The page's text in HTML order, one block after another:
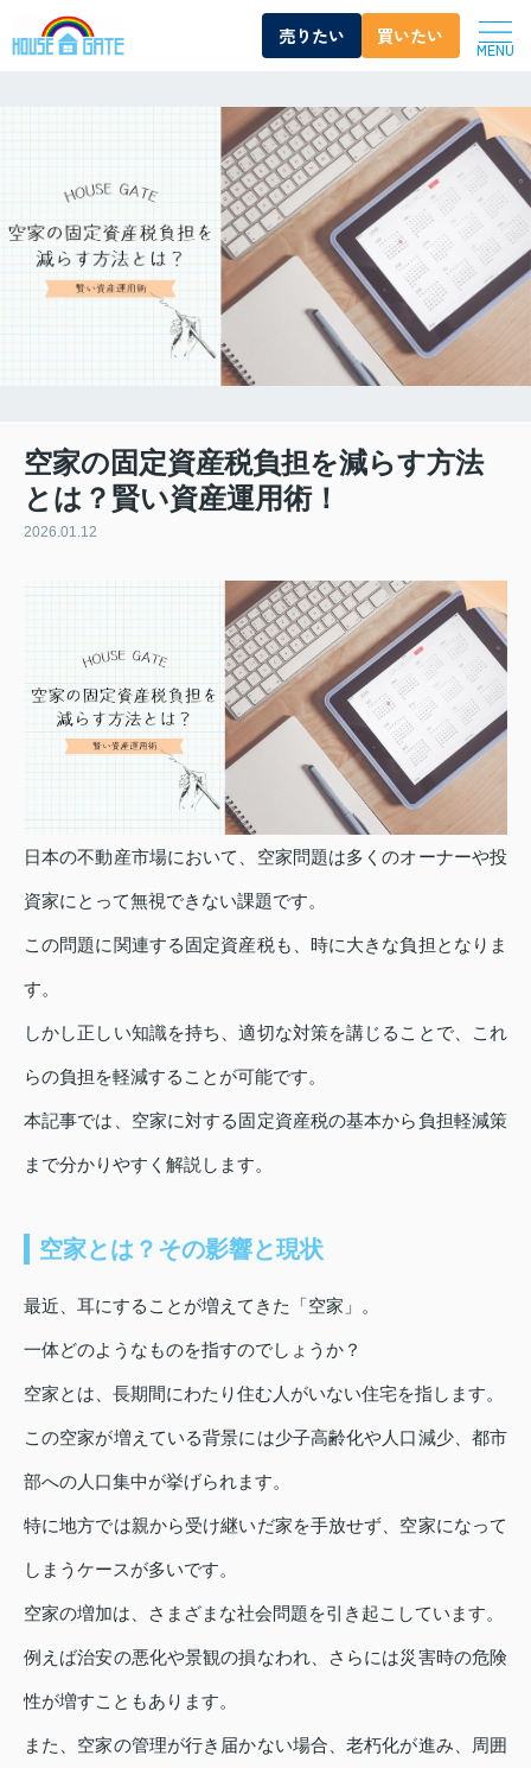
売りたい 買いたい
MENU
空家の固定資産税負担を減らす方法
とは？賢い資産運用術！
2026.01.12
日本の不動産市場において、空家問題は多くのオーナーや投
資家にとって無視できない課題です。
この問題に関連する固定資産税も、時に大きな負担となりま
す。
しかし正しい知識を持ち、適切な対策を講じることで、これ
らの負担を軽減することが可能です。
本記事では、空家に対する固定資産税の基本から負担軽減策
まで分かりやすく解説します。
空家とは？その影響と現状
最近、耳にすることが増えてきた「空家」。
一体どのようなものを指すのでしょうか？
空家とは、長期間にわたり住む人がいない住宅を指します。
この空家が増えている背景には少子高齢化や人口減少、都市
部への人口集中が挙げられます。
特に地方では親から受け継いだ家を手放せず、空家になって
しまうケースが多いです。
空家の増加は、さまざまな社会問題を引き起こしています。
例えば治安の悪化や景観の損なわれ、さらには災害時の危険
性が増すこともあります。
また、空家の管理が行き届かない場合、老朽化が進み、周囲